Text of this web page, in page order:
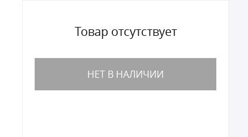
Товар отсутствует
НЕТ В НАЛИЧИИ